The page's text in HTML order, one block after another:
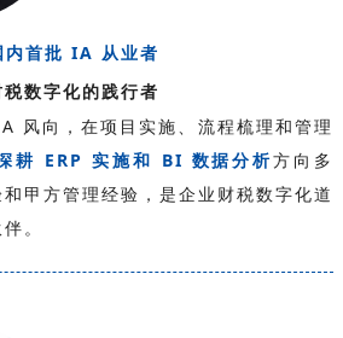
内首批 IA 从业者
税数字化的践行者
风向，在项目实施、流程梳理和管理
耕 ERP 实施和 BI 数据分析方向多
甲方管理经验，是企业财税数字化道
。